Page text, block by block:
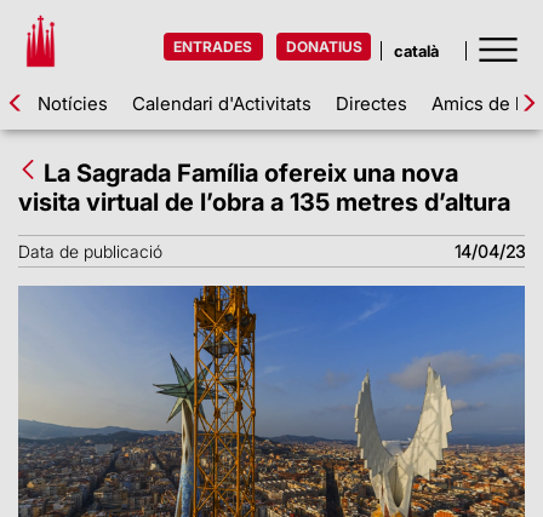
ENTRADES DONATIUS
Notícies Calendari d'Activitats Directes Amics de la
La Sagrada Família ofereix una nova
visita virtual de l’obra a 135 metres d’altura
Data de publicació 14/04/23